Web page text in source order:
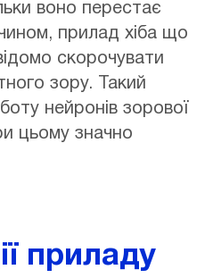
воно перестає
прилад хіба що
скорочувати
зору. Такий
нейронів зорової
цьому значно
приладу